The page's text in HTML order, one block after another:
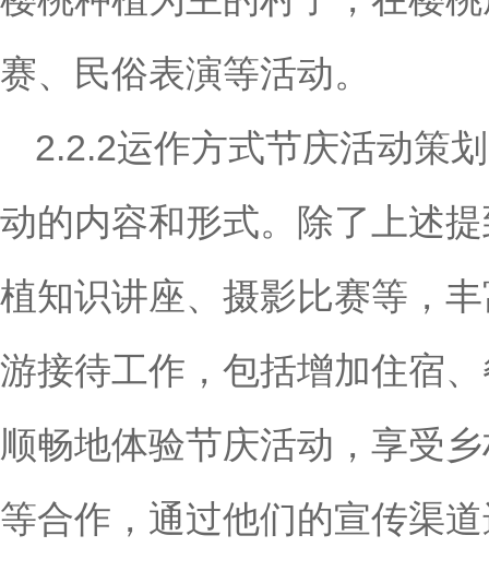
赛、民俗表演等活动。
2.2.2运作方式节庆活动策
动的内容和形式。除了上述
植知识讲座、摄影比赛等，
游接待工作，包括增加住宿
顺畅地体验节庆活动，享受
等合作，通过他们的宣传渠